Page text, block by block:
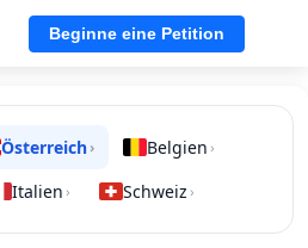
Beginne eine Petition
Österreich› Belgien ›
Italien › Schweiz ›